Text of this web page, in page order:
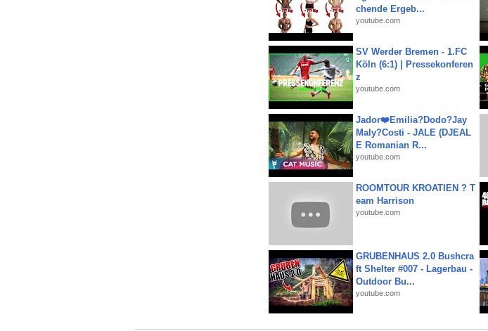
chende Ergeb...
youtube.com
SV Werder Bremen - 1.FC
Köln (6:1) | Pressekonferen
z
youtube.com
Jador❤️Emilia?Dodo?Jay
Maly?Costi - JALE (DJEAL
E Romanian R...
youtube.com
ROOMTOUR KROATIEN ? T
eam Harrison
youtube.com
GRUBENHAUS 2.0 Bushcra
ft Shelter #007 - Lagerbau -
Outdoor Bu...
youtube.com